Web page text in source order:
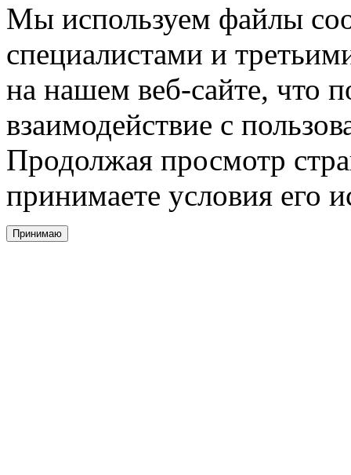
Мы используем файлы
специалистами и
на нашем веб-сайте, что
взаимодействие с
Продолжая просмотр
принимаете условия его
Принимаю